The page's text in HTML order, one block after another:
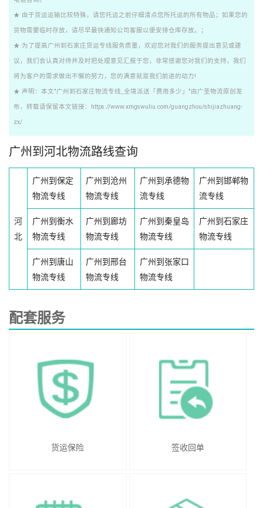
★ 由于货运运输比较特殊，请您托运之前仔细清点您所托运的所有物品；如果您的
货物需要临时存放，请尽早最快通知公司客服以便安排仓库存放。；
★ 为了提高广州到石家庄货运专线服务质量，欢迎您对我们的服务提出意见或建
议，我们会认真对待并及时把处理意见汇报于您，非常感谢您对我们的支持，我们
将为客户的需求做出不懈的努力，您的满意就是我们前进的动力!
★ 声明：本文"广州到石家庄物流专线_全境派送「费用多少」"由广圣物流原创发
布，转载请保留本文链接：https://www.xmgswuliu.com/guangzhou/shijiazhuang-
zx/
广州到河北物流路线查询
河
北
广州到保定
物流专线
广州到沧州
物流专线
广州到承德物
流专线
广州到邯郸物
流专线
广州到衡水
物流专线
广州到廊坊
物流专线
广州到秦皇岛
物流专线
广州到石家庄
物流专线
广州到唐山
物流专线
广州到邢台
物流专线
广州到张家口
物流专线
配套服务
货运保险 签收回单